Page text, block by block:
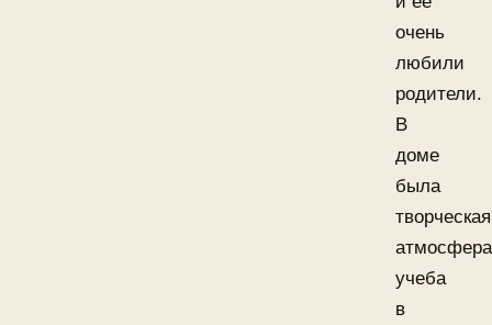
очень
любили
родители.
В
доме
была
творческая
учеба
в